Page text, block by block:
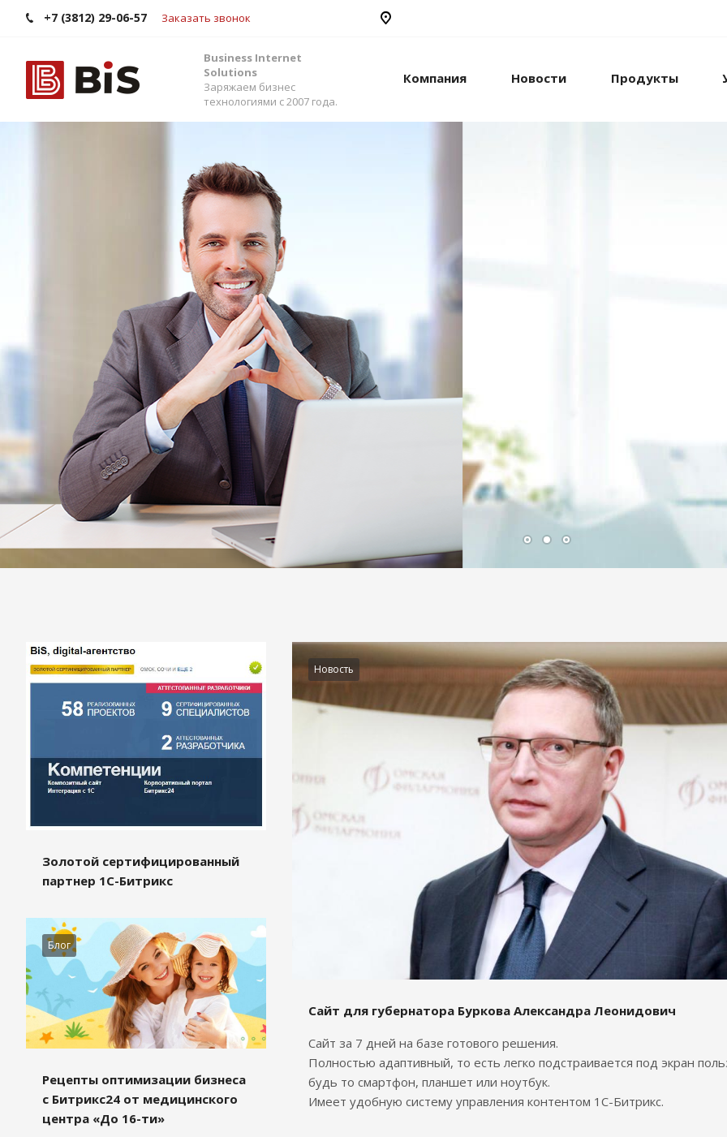
+7 (3812) 29-06-57 Заказать звонок
Business Internet
Solutions
Заряжаем бизнес
технологиями с 2007 года.
Компания Новости Продукты
Внедрение Битрикс24
Стройте работу в команде, управляйте продажами и компанией с
помощью одной из самых популярных CRM-систем.
Помогаем выбрать версию, настроить интеграцию с внешними
сервисами и автоматизировать бизнес-процессы.
Подробности
Золотой сертифицированный
партнер 1С-Битрикс
Блог
Рецепты оптимизации бизнеса
с Битрикс24 от медицинского
центра «До 16-ти»
Новость
Сайт для губернатора Буркова Александра Леонидович
Сайт за 7 дней на базе готового решения.
Полностью адаптивный, то есть легко подстраивается под экран
будь то смартфон, планшет или ноутбук.
Имеет удобную систему управления контентом 1С-Битрикс.